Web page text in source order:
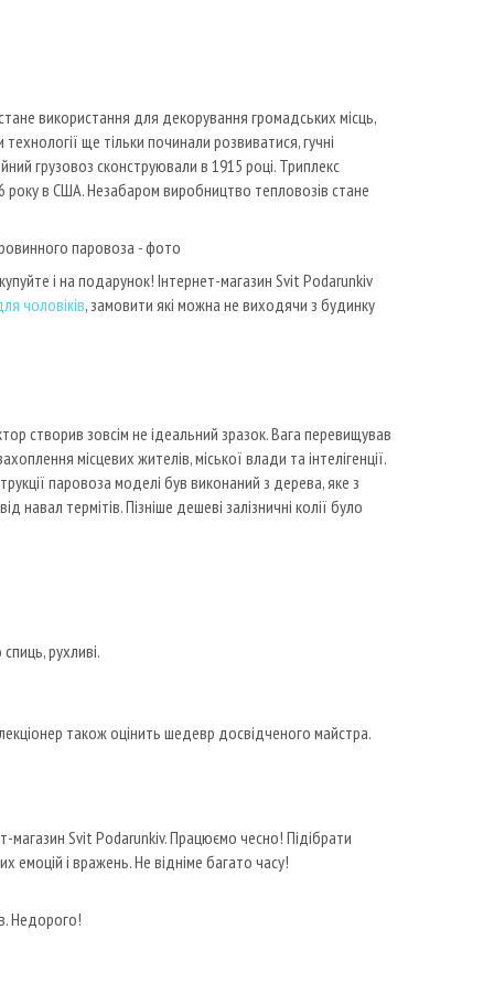
використання для декорування громадських місць,
ще тільки починали розвиватися, гучні
грузовоз сконструювали в 1915 році. Триплекс
року в США. Незабаром виробництво тепловозів стане
і на подарунок! Інтернет-магазин Svit Podarunkiv
чоловіків, замовити які можна не виходячи з будинку
створив зовсім не ідеальний зразок. Вага перевищував
місцевих жителів, міської влади та інтелігенції.
паровоза моделі був виконаний з дерева, яке з
навал термітів. Пізніше дешеві залізничні колії було
рухливі.
також оцінить шедевр досвідченого майстра.
магазин Svit Podarunkiv. Працюємо чесно! Підібрати
емоцій і вражень. Не відніме багато часу!
Недорого!